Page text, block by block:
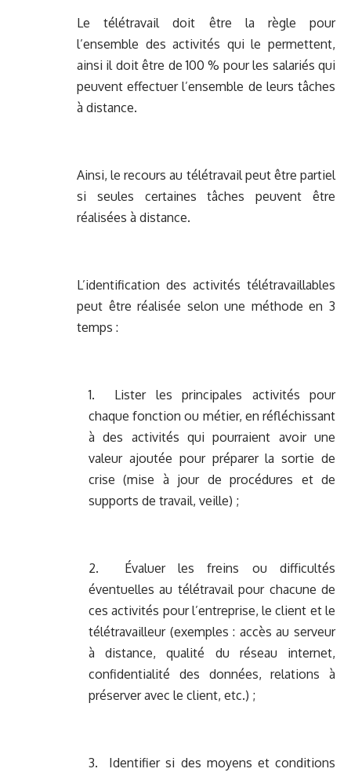
Le télétravail doit être la règle pour
l’ensemble des activités qui le permettent,
ainsi il doit être de 100 % pour les salariés qui
peuvent effectuer l’ensemble de leurs tâches
à distance.
Ainsi, le recours au télétravail peut être partiel
si seules certaines tâches peuvent être
réalisées à distance.
L’identification des activités télétravaillables
peut être réalisée selon une méthode en 3
temps :
1. Lister les principales activités pour
chaque fonction ou métier, en réfléchissant
à des activités qui pourraient avoir une
valeur ajoutée pour préparer la sortie de
crise (mise à jour de procédures et de
supports de travail, veille) ;
2. Évaluer les freins ou difficultés
éventuelles au télétravail pour chacune de
ces activités pour l’entreprise, le client et le
télétravailleur (exemples : accès au serveur
à distance, qualité du réseau internet,
confidentialité des données, relations à
préserver avec le client, etc.) ;
3. Identifier si des moyens et conditions